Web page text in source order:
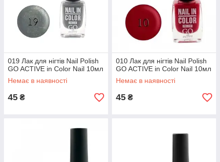
019 Лак для нігтів Nail Polish
GO ACTIVE in Color Nail 10мл
Немає в наявності
45 ₴
010 Лак для нігтів Nail Polish
GO ACTIVE in Color Nail 10мл
Немає в наявності
45 ₴